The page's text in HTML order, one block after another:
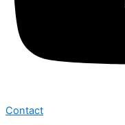
Contact